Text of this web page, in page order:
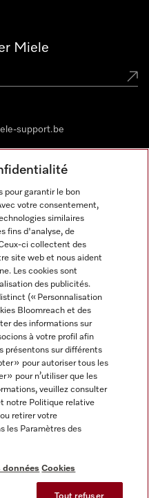
Miele
support.be
pour garantir le bon
votre consentement,
similaires
fins d'analyse, de
ci collectent des
site web et nous aident
Les cookies sont
des publicités.
(« Personnalisation
Bloomreach et des
des informations sur
à votre profil afin
présentons sur différents
» pour autoriser tous les
» pour n’utiliser que les
veuillez consulter
notre Politique relative
retirer votre
les Paramètres des
données Cookies